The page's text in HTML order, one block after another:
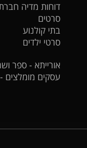
דוחות מדיה
סרטים
בתי קולנוע
סרטי ילדים
אורייתא - ספר
עסקים מומלצים - T.co.il